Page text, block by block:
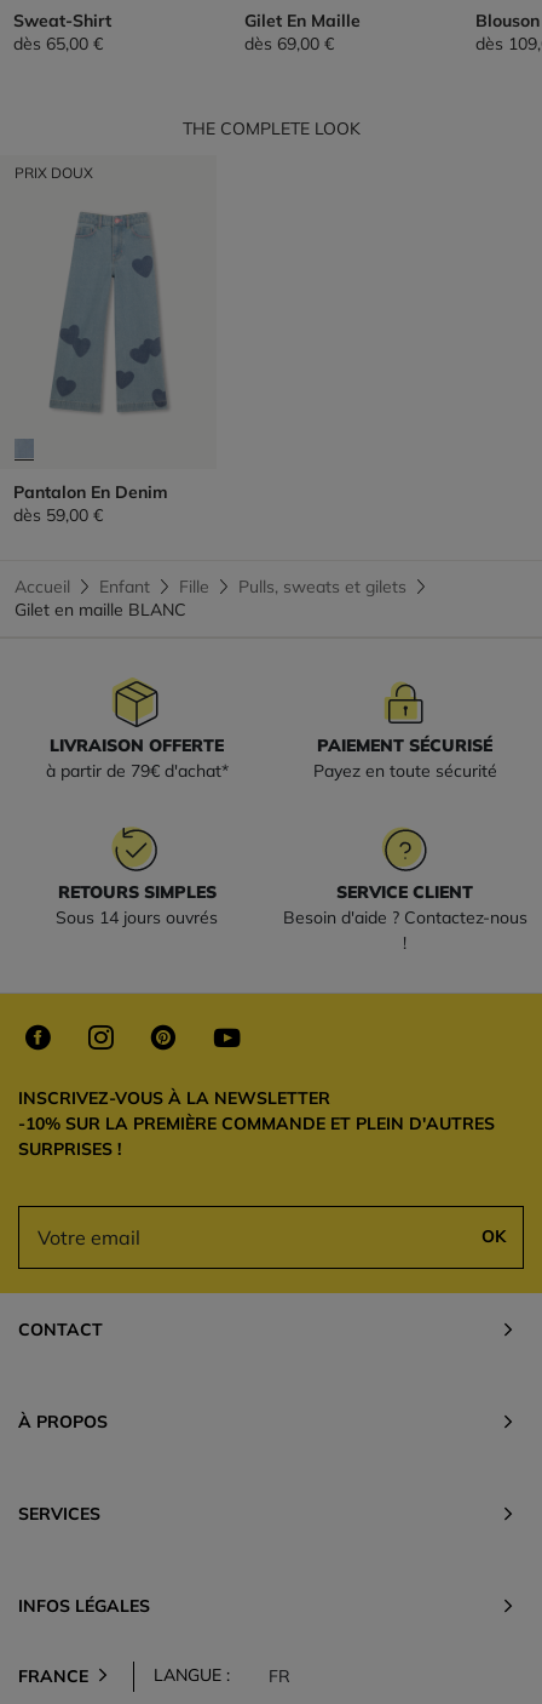
Sweat-Shirt
dès 65,00 €
Gilet En Maille
dès 69,00 €
dès
THE COMPLETE LOOK
PRIX DOUX
Pantalon En Denim
dès 59,00 €
Accueil Enfant Fille
Pulls, sweats et gilets
Gilet en maille BLANC
LIVRAISON OFFERTE
à partir de 79€ d'achat*
PAIEMENT SÉCURISÉ
Payez en toute sécurité
RETOURS SIMPLES
Sous 14 jours ouvrés
SERVICE CLIENT
Besoin d'aide ? Contactez-nous
!
INSCRIVEZ-VOUS À LA NEWSLETTER
-10% SUR LA PREMIÈRE COMMANDE ET PLEIN D'AUTRES
SURPRISES !
OK
CONTACT
À PROPOS
SERVICES
INFOS LÉGALES
FRANCE LANGUE : FR